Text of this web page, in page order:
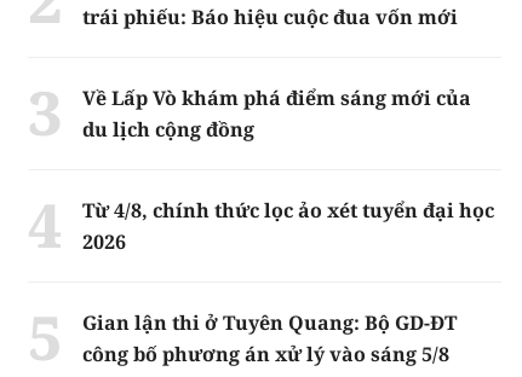
trái phiếu: Báo hiệu cuộc đua vốn mới
Về Lấp Vò khám phá điểm sáng mới của
du lịch cộng đồng
Từ 4/8, chính thức lọc ảo xét tuyển đại học
2026
Gian lận thi ở Tuyên Quang: Bộ GD-ĐT
công bố phương án xử lý vào sáng 5/8